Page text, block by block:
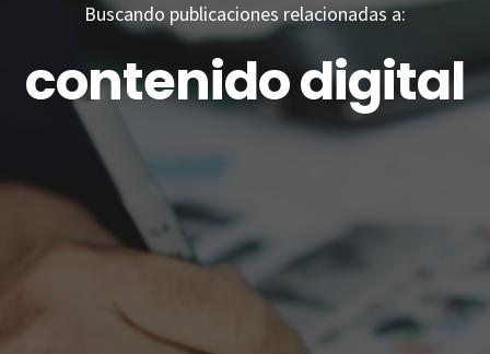
Buscando publicaciones relacionadas a:
contenido digital